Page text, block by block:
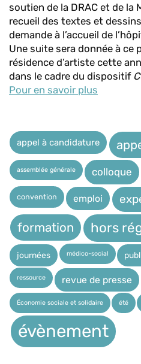
soutien de la DRAC et de la
recueil des textes et
demande à l’accueil de
Une suite sera donnée à ce
résidence d’artiste cette
dans le cadre du dispositif
Pour en savoir plus
appel à candidature
assemblée générale colloque
convention emploi
formation hors
journées médico-social
ressource revue de presse
Économie sociale et solidaire été
évènement